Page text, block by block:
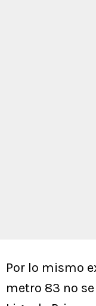
Por lo mismo
metro 83 no